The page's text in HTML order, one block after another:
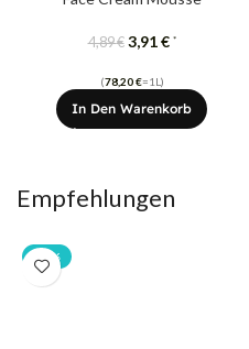
4,89€ 3,91€ *
(78,20€=1L)
In Den Warenkorb
Empfehlungen
-20%